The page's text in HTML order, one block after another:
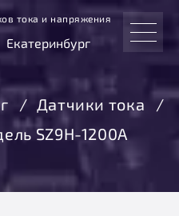
тока и напряжения
Екатеринбург
Датчики тока
SZ9H-1200А